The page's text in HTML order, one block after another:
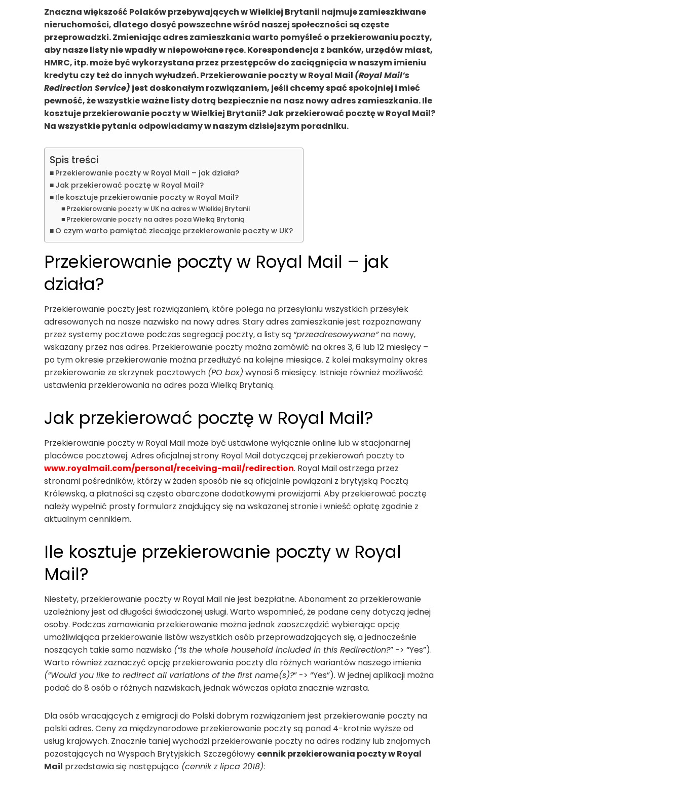
Znaczna większość Polaków przebywających w Wielkiej Brytanii najmuje zamieszkiwane
nieruchomości, dlatego dosyć powszechne wśród naszej społeczności są częste
przeprowadzki. Zmieniając adres zamieszkania warto pomyśleć o przekierowaniu poczty,
aby nasze listy nie wpadły w niepowołane ręce. Korespondencja z banków, urzędów miast,
HMRC, itp. może być wykorzystana przez przestępców do zaciągnięcia w naszym imieniu
kredytu czy też do innych wyłudzeń. Przekierowanie poczty w Royal Mail (Royal Mail’s
Redirection Service) jest doskonałym rozwiązaniem, jeśli chcemy spać spokojniej i mieć
pewność, że wszystkie ważne listy dotrą bezpiecznie na nasz nowy adres zamieszkania. Ile
kosztuje przekierowanie poczty w Wielkiej Brytanii? Jak przekierować pocztę w Royal Mail?
Na wszystkie pytania odpowiadamy w naszym dzisiejszym poradniku.
Spis treści
Przekierowanie poczty w Royal Mail – jak działa?
Jak przekierować pocztę w Royal Mail?
Ile kosztuje przekierowanie poczty w Royal Mail?
Przekierowanie poczty w UK na adres w Wielkiej Brytanii
Przekierowanie poczty na adres poza Wielką Brytanią
O czym warto pamiętać zlecając przekierowanie poczty w UK?
Przekierowanie poczty w Royal Mail – jak
działa?
Przekierowanie poczty jest rozwiązaniem, które polega na przesyłaniu wszystkich przesyłek
adresowanych na nasze nazwisko na nowy adres. Stary adres zamieszkanie jest rozpoznawany
przez systemy pocztowe podczas segregacji poczty, a listy są “przeadresowywane”na nowy,
wskazany przez nas adres. Przekierowanie poczty można zamówić na okres 3, 6 lub 12 miesięcy –
po tym okresie przekierowanie można przedłużyć na kolejne miesiące. Z kolei maksymalny okres
przekierowanie ze skrzynek pocztowych (PO box) wynosi 6 miesięcy. Istnieje również możliwość
ustawienia przekierowania na adres poza Wielką Brytanią.
Jak przekierować pocztę w Royal Mail?
Przekierowanie poczty w Royal Mail może być ustawione wyłącznie online lub w stacjonarnej
placówce pocztowej. Adres oficjalnej strony Royal Mail dotyczącej przekierowań poczty to
www.royalmail.com/personal/receiving-mail/redirection. Royal Mail ostrzega przez
stronami pośredników, którzy w żaden sposób nie są oficjalnie powiązani z brytyjską Pocztą
Królewską, a płatności są często obarczone dodatkowymi prowizjami. Aby przekierować pocztę
należy wypełnić prosty formularz znajdujący się na wskazanej stronie i wnieść opłatę zgodnie z
aktualnym cennikiem.
Ile kosztuje przekierowanie poczty w Royal
Mail?
Niestety, przekierowanie poczty w Royal Mail nie jest bezpłatne. Abonament za przekierowanie
uzależniony jest od długości świadczonej usługi. Warto wspomnieć, że podane ceny dotyczą jednej
osoby. Podczas zamawiania przekierowanie można jednak zaoszczędzić wybierając opcję
umożliwiająca przekierowanie listów wszystkich osób przeprowadzających się, a jednocześnie
noszących takie samo nazwisko (“Is the whole household included in this Redirection?” -> “Yes”).
Warto również zaznaczyć opcję przekierowania poczty dla różnych wariantów naszego imienia
(“Would you like to redirect all variations of the first name(s)?” -> “Yes”). W jednej aplikacji można
podać do 8 osób o różnych nazwiskach, jednak wówczas opłata znacznie wzrasta.
Dla osób wracających z emigracji do Polski dobrym rozwiązaniem jest przekierowanie poczty na
polski adres. Ceny za międzynarodowe przekierowanie poczty są ponad 4-krotnie wyższe od
usług krajowych. Znacznie taniej wychodzi przekierowanie poczty na adres rodziny lub znajomych
pozostających na Wyspach Brytyjskich. Szczegółowy cennik przekierowania poczty w Royal
Mail przedstawia się następująco (cennik z lipca 2018):